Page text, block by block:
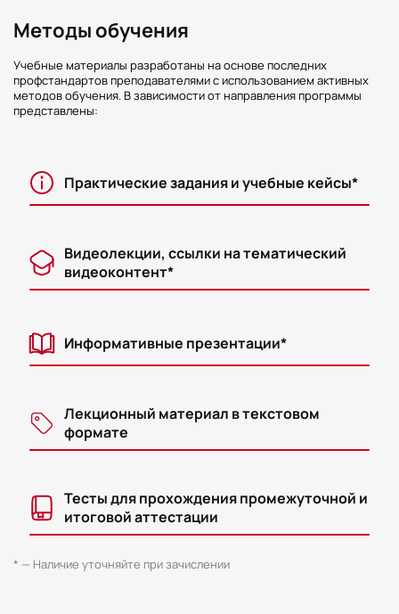
Методы обучения
Учебные материалы разработаны на основе последних
профстандартов преподавателями с использованием активных
методов обучения. В зависимости от направления программы
представлены:
Практические задания и учебные кейсы*
Видеолекции, ссылки на тематический
видеоконтент*
Информативные презентации*
Лекционный материал в текстовом
формате
Тесты для прохождения промежуточной и
итоговой аттестации
* — Наличие уточняйте при зачислении